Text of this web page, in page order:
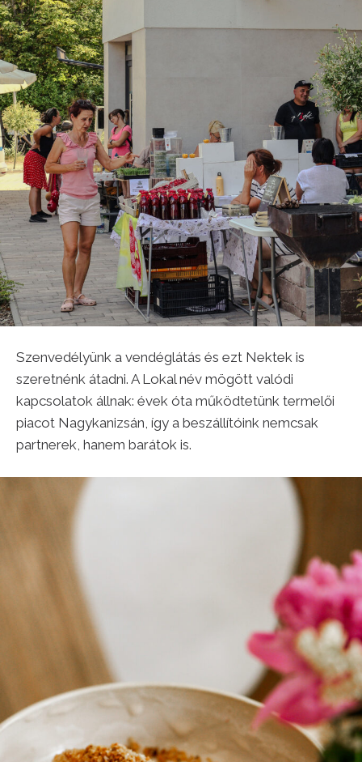
Szenvedélyünk a vendéglátás és ezt Nektek is
szeretnénk átadni. A Lokal név mögött valódi
kapcsolatok állnak: évek óta működtetünk termelői
piacot Nagykanizsán, így a beszállítóink nemcsak
partnerek, hanem barátok is.